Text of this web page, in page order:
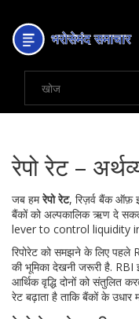
रेपो रेट –
जब हमरेपो रेट, रिज़र्व बैंक ऑफ़
बैंकों को अल्पकालिक ऋण दे
lever to control liquidity
रिपोरेट को समझने के लिए पहले
की भूमिका देखनी जरूरी है.
आर्थिक वृद्धि दोनों को संतुलित
रेट बढ़ाता है ताकि बैंकों के